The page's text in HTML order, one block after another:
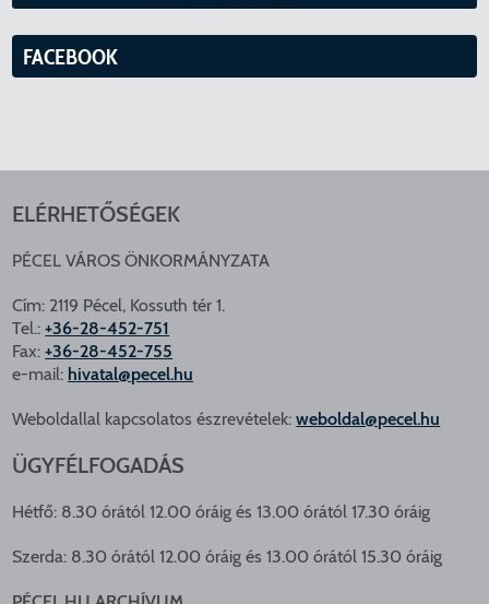
FACEBOOK
ELÉRHETŐSÉGEK
PÉCEL VÁROS ÖNKORMÁNYZATA
Cím: 2119 Pécel, Kossuth tér 1.
Tel.:+36-28-452-751
Fax:+36-28-452-755
e-mail: hivatal@pecel.hu
Weboldallal kapcsolatos észrevételek:weboldal@pecel.hu
ÜGYFÉLFOGADÁS
Hétfő: 8.30 órától 12.00 óráig és 13.00 órától 17.30 óráig
Szerda: 8.30 órától 12.00 óráig és 13.00 órától 15.30 óráig